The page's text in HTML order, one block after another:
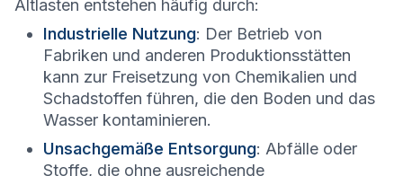
Altlasten entstehen häufig durch:
Industrielle Nutzung: Der Betrieb von
Fabriken und anderen Produktionsstätten
kann zur Freisetzung von Chemikalien und
Schadstoffen führen, die den Boden und das
Wasser kontaminieren.
Unsachgemäße Entsorgung: Abfälle oder
Stoffe, die ohne ausreichende